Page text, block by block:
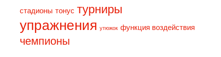
стадионы тонус турниры
упражнения утюжок функция воздействия
чемпионы